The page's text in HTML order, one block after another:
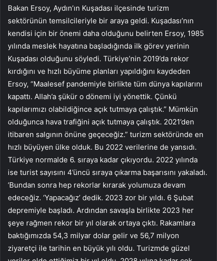
Bakan Ersoy, Aydın’ın Kuşadası ilçesinde turizm
sektörünün temsilcileriyle bir araya geldi. Kuşadası’nın
kendisi için bir önemi daha olduğunu belirten Ersoy, 1985
yılında meslek hayatına başladığında ilk görev yerinin
Kuşadası olduğunu söyledi. Türkiye’nin 2019’da rekor
kırdığını ve hızlı büyüme planları yapıldığını kaydeden
Ersoy, “Maalesef pandemiyle birlikte tüm dünya kapılarını
kapattı. Allah’a şükür o dönemi iyi yönettik. Çünkü
kapılarımızı olabildiğince açık tutmaya çalıştık.” Mümkün
olduğunca hava trafiğini açık tutmaya çalıştık. 2021’den
itibaren salgının önüne geçeceğiz.” turizm sektöründe en
hızlı büyüyen ülke olduk. Bu 2022 verilerine de yansıdı.
Türkiye normalde 6. sıraya kadar çıkıyordu. 2022 yılında
ise turist sayısını 4’üncü sıraya çıkarma başarısını yakaladı.
‘Bundan sonra hep rekorlar kırarak yolumuza devam
edeceğiz. ‘Yapacağız’ dedik. 2023 zor bir yıldı. 6 Şubat
depremiyle başladı. Ardından savaşla birlikte 2023 her
şeye rağmen rekor bir yıl olarak ortaya çıktı. Rakamlara
baktığımızda 54,3 milyar dolar gelir ve 56,7 milyon
ziyaretçi ile tarihin en büyük yılı oldu. Turizmde güzel